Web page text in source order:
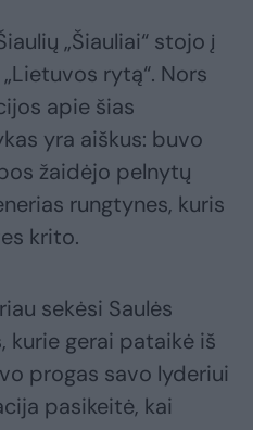
„Šiauliai“ stojo į
rytą“. Nors
apie šias
yra aiškus: buvo
žaidėjo pelnytų
rungtynes, kuris
krito.
sekėsi Saulės
kurie gerai pataikė iš
progas savo lyderiui
pasikeitė, kai